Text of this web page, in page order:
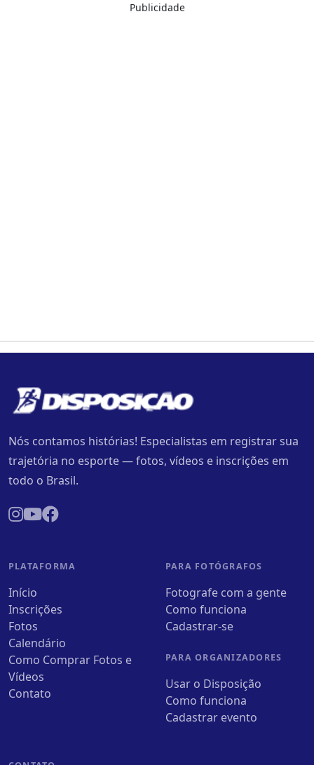
Publicidade
Nós contamos histórias! Especialistas em registrar sua
trajetória no esporte — fotos, vídeos e inscrições em
todo o Brasil.
PLATAFORMA
Início
Inscrições
Fotos
Calendário
Como Comprar Fotos e
Vídeos
Contato
PARA FOTÓGRAFOS
Fotografe com a gente
Como funciona
Cadastrar-se
PARA ORGANIZADORES
Usar o Disposição
Como funciona
Cadastrar evento